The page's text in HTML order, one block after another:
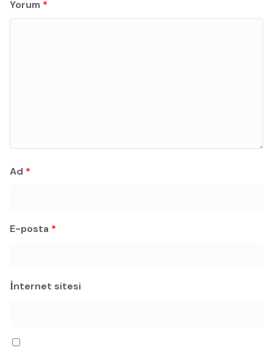
Yorum *
Ad *
E-posta *
İnternet sitesi